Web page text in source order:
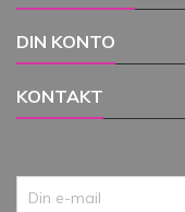
DIN KONTO
KONTAKT